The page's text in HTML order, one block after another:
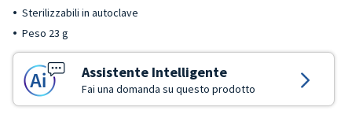
Sterilizzabili in autoclave
Peso 23 g
Assistente Intelligente
Fai una domanda su questo prodotto